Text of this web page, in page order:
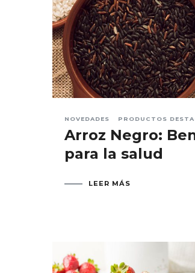
NOVEDADES PRODUCTOS
Arroz Negro:
para la salud
LEER MÁS